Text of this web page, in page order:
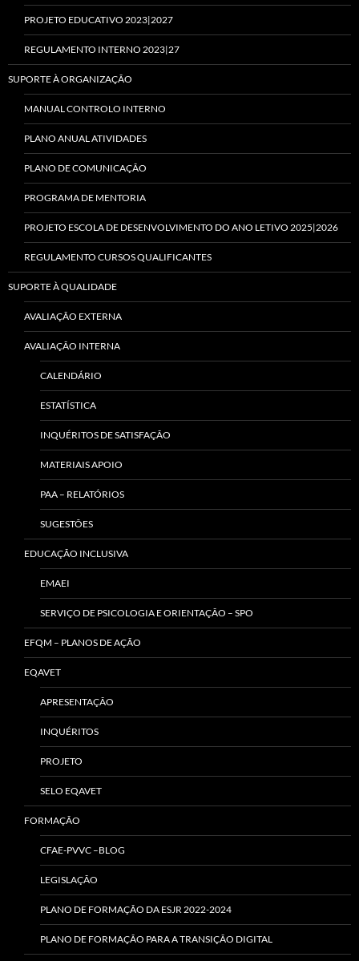
PROJETO EDUCATIVO 2023|2027
REGULAMENTO INTERNO 2023|27
SUPORTE À ORGANIZAÇÃO
MANUAL CONTROLO INTERNO
PLANO ANUAL ATIVIDADES
PLANO DE COMUNICAÇÃO
PROGRAMA DE MENTORIA
PROJETO ESCOLA DE DESENVOLVIMENTO DO ANO LETIVO 2025|2026
REGULAMENTO CURSOS QUALIFICANTES
SUPORTE À QUALIDADE
AVALIAÇÃO EXTERNA
AVALIAÇÃO INTERNA
CALENDÁRIO
ESTATÍSTICA
INQUÉRITOS DE SATISFAÇÃO
MATERIAIS APOIO
PAA – RELATÓRIOS
SUGESTÕES
EDUCAÇÃO INCLUSIVA
EMAEI
SERVIÇO DE PSICOLOGIA E ORIENTAÇÃO – SPO
EFQM – PLANOS DE AÇÃO
EQAVET
APRESENTAÇÃO
INQUÉRITOS
PROJETO
SELO EQAVET
FORMAÇÃO
CFAE-PVVC –BLOG
LEGISLAÇÃO
PLANO DE FORMAÇÃO DA ESJR 2022-2024
PLANO DE FORMAÇÃO PARA A TRANSIÇÃO DIGITAL